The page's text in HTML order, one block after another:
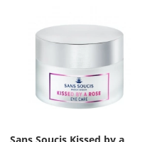
Sans Soucis Kissed by a